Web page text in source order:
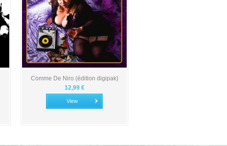
Comme De Niro (édition digipak)
12,99 €
View